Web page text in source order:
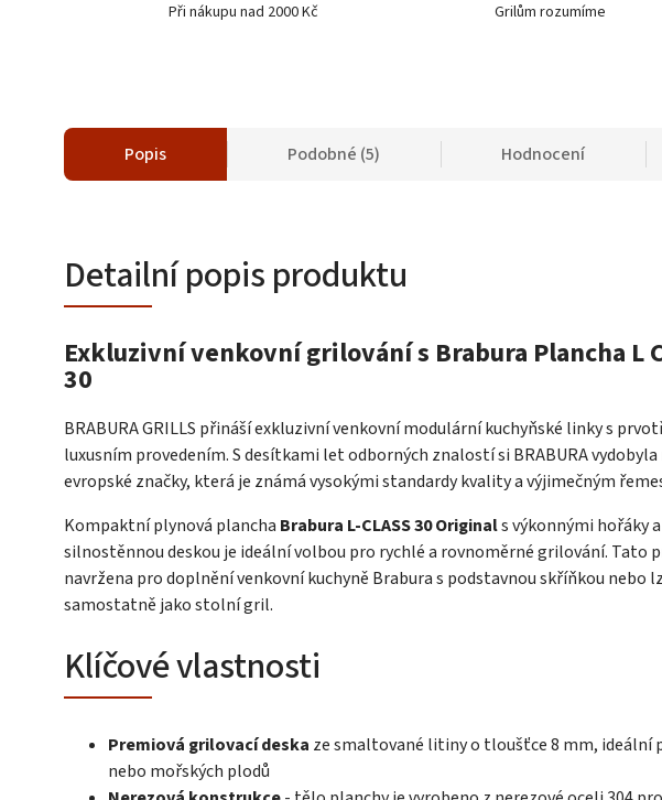
Při nákupu nad 2000 Kč Grilům rozumíme
Popis Podobné (5) Hodnocení
Detailní popis produktu
Exkluzivní venkovní grilování s Brabura Plancha L
30
BRABURA GRILLS přináší exkluzivní venkovní modulární kuchyňské linky s
luxusním provedením. S desítkami let odborných znalostí si BRABURA
evropské značky, která je známá vysokými standardy kvality a výjimečným
Kompaktní plynová plancha Brabura L-CLASS 30 Originals výkonnými hořáky
silnostěnnou deskou je ideální volbou pro rychlé a rovnoměrné grilování. Tato
navržena pro doplnění venkovní kuchyně Brabura s podstavnou skříňkou nebo
samostatně jako stolní gril.
Klíčové vlastnosti
Premiová grilovací deska ze smaltované litiny o tloušťce 8 mm, ideální
nebo mořských plodů